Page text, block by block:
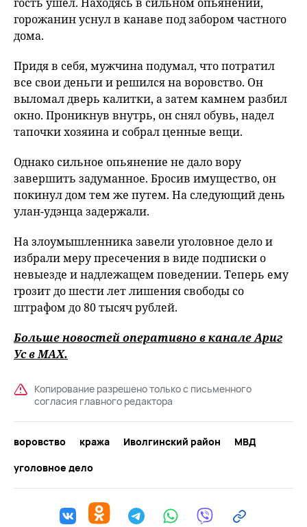
горожанин уснул в канаве под забором частного
дома.
Придя в себя, мужчина подумал, что потратил
все свои деньги и решился на воровство. Он
выломал дверь калитки, а затем камнем разбил
окно. Проникнув внутрь, он снял обувь, надел
тапочки хозяина и собрал ценные вещи.
Однако сильное опьянение не дало вору
завершить задуманное. Бросив имущество, он
покинул дом тем же путем. На следующий день
улан-удэнца задержали.
На злоумышленника завели уголовное дело и
избрали меру пресечения в виде подписки о
невыезде и надлежащем поведении. Теперь ему
грозит до шести лет лишения свободы со
штрафом до 80 тысяч рублей.
Больше новостей оперативно в канале Ариг
Ус вMAХ.
Копирование разрешено только с письменного
согласия главного редактора
воровство кража Иволгинский район
МВД
уголовное дело